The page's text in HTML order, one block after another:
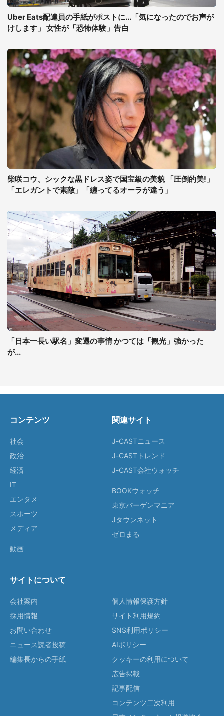
Uber Eats配達員の手紙がポストに...「気になったのでお声が
けします」 女性が「恐怖体験」告白
柴咲コウ、シックな黒ドレス姿で国宝級の美貌 「圧倒的美!」
「エレガントで素敵」「纏ってるオーラが違う」
「日本一長い駅名」変遷の事情 かつては「観光」強かった
が...
コンテンツ
社会
政治
経済
IT
エンタメ
スポーツ
メディア
動画
関連サイト
J-CASTニュース
J-CASTトレンド
J-CAST会社ウォッチ
BOOKウォッチ
東京バーゲンマニア
Jタウンネット
ゼロまる
サイトについて
会社案内
採用情報
お問い合わせ
ニュース読者投稿
編集長からの手紙
個人情報保護方針
サイト利用規約
SNS利用ポリシー
AIポリシー
クッキーの利用について
広告掲載
記事配信
コンテンツ二次利用